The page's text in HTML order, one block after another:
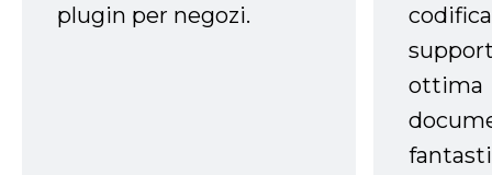
plugin per negozi.
ottima